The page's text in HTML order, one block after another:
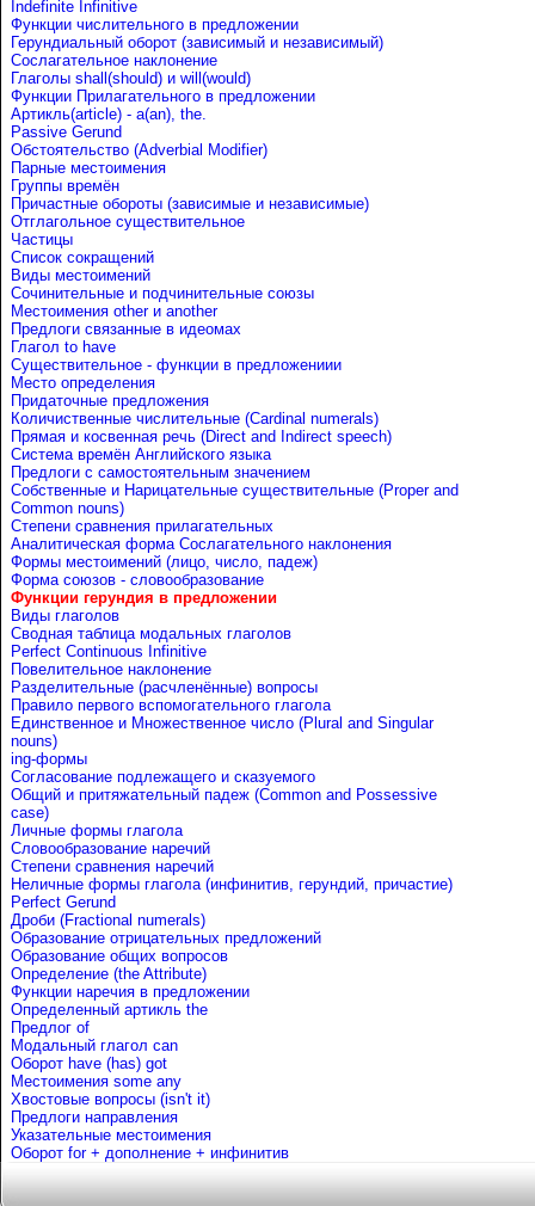
Indefinite Infinitive
Функции числительного в предложении
Герундиальный оборот (зависимый и независимый)
Сослагательное наклонение
Глаголы shall(should) и will(would)
Функции Прилагательного в предложении
Артикль(article) - a(an), the.
Passive Gerund
Обстоятельство (Adverbial Modifier)
Парные местоимения
Группы времён
Причастные обороты (зависимые и независимые)
Отглагольное существительное
Частицы
Список сокращений
Виды местоимений
Сочинительные и подчинительные союзы
Местоимения other и another
Предлоги связанные в идеомах
Глагол to have
Существительное - функции в предложениии
Место определения
Придаточные предложения
Количиственные числительные (Cardinal numerals)
Прямая и косвенная речь (Direct and Indirect speech)
Система времён Английского языка
Предлоги с самостоятельным значением
Собственные и Нарицательные cуществительные (Proper and
Common nouns)
Степени сравнения прилагательных
Аналитическая форма Сослагательного наклонения
Формы местоимений (лицо, число, падеж)
Форма союзов - словообразование
Функции герундия в предложении
Виды глаголов
Сводная таблица модальных глаголов
Perfect Continuous Infinitive
Повелительное наклонение
Разделительные (расчленённые) вопросы
Правило первого вспомогательного глагола
Единственное и Множественное число (Plural and Singular
nouns)
ing-формы
Согласование подлежащего и сказуемого
Общий и притяжательный падеж (Common and Possessive
case)
Личные формы глагола
Словообразование наречий
Степени сравнения наречий
Неличные формы глагола (инфинитив, герундий, причастие)
Perfect Gerund
Дроби (Fractional numerals)
Образование отрицательных предложений
Образование общих вопросов
Определение (the Attribute)
Функции наречия в предложении
Определенный артикль the
Предлог of
Mодальный глагол can
Оборот have (has) got
Местоимения some any
Хвостовые вопросы (isn't it)
Предлоги направления
Указательные местоимения
Оборот for + дополнение + инфинитив